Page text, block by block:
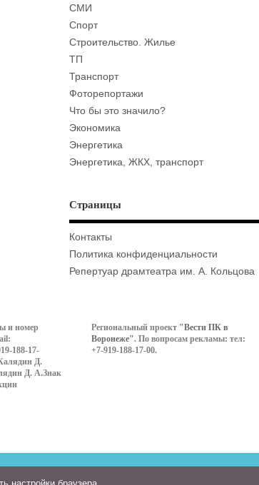
СМИ
Спорт
Строительство. Жилье
ТП
Транспорт
Фоторепортажи
Что бы это значило?
Экономика
Энергетика
Энергетика, ЖКХ, транспорт
Страницы
Контакты
Политика конфиденциальности
Репертуар драмтеатра им. А. Кольцова
и номер
188-17-
Д.
Д. А.Знак
Региональный проект "Вести ПК в
Воронеже". По вопросам рекламы: тел:
+7-919-188-17-00.